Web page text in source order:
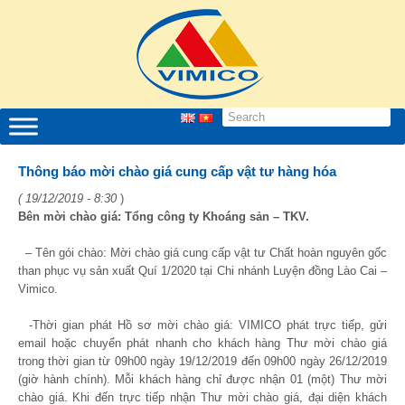
Thông báo mời chào giá cung cấp vật tư hàng hóa
( 19/12/2019 - 8:30 )
Bên mời chào giá: Tổng công ty Khoáng sản – TKV.
– Tên gói chào: Mời chào giá cung cấp vật tư Chất hoàn nguyên gốc
than phục vụ sản xuất Quí 1/2020 tại Chi nhánh Luyện đồng Lào Cai –
Vimico.
-Thời gian phát Hồ sơ mời chào giá: VIMICO phát trực tiếp, gửi
email hoặc chuyển phát nhanh cho khách hàng Thư mời chào giá
trong thời gian từ 09h00 ngày 19/12/2019 đến 09h00 ngày 26/12/2019
(giờ hành chính). Mỗi khách hàng chỉ được nhận 01 (một) Thư mời
chào giá. Khi đến trực tiếp nhận Thư mời chào giá, đại diện khách